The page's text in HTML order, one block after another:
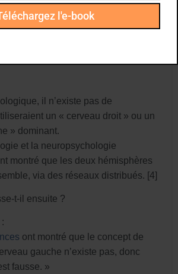
gauche : quand une
il n’existe pas de
un « cerveau droit » ou un
» dominant.
et la neuropsychologie
montré que les deux hémisphères
via des réseaux distribués. [4]
t-il ensuite ?
ont montré que le concept de
gauche n’existe pas, donc
fausse. »
l'e-book